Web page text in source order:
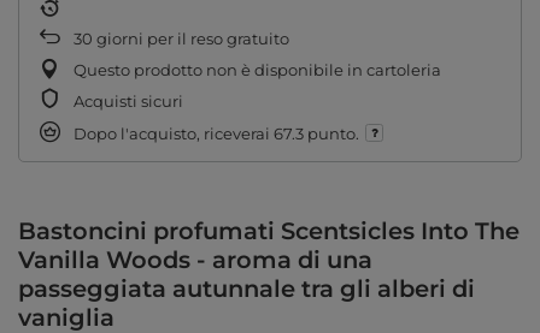
30 giorni per il reso gratuito
Questo prodotto non è disponibile in cartoleria
Acquisti sicuri
Dopo l'acquisto, riceverai 67.3 punto.
Bastoncini profumati Scentsicles Into The
Vanilla Woods - aroma di una
passeggiata autunnale tra gli alberi di
vaniglia